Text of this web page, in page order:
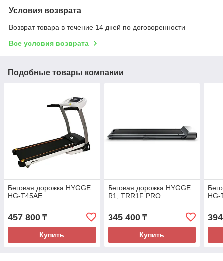
Условия возврата
Возврат товара в течение 14 дней по договоренности
Все условия возврата
Подобные товары компании
Беговая дорожка HYGGE
HG-T45AE
457 800 ₸
Купить
Беговая дорожка HYGGE
R1, TRR1F PRO
345 400₸
Купить
HG-